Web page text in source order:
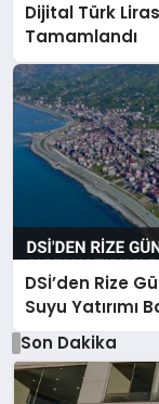
Dijital Türk
Tamamlandı
DSİ’den Rize
Suyu Yatırımı
Son Dakika